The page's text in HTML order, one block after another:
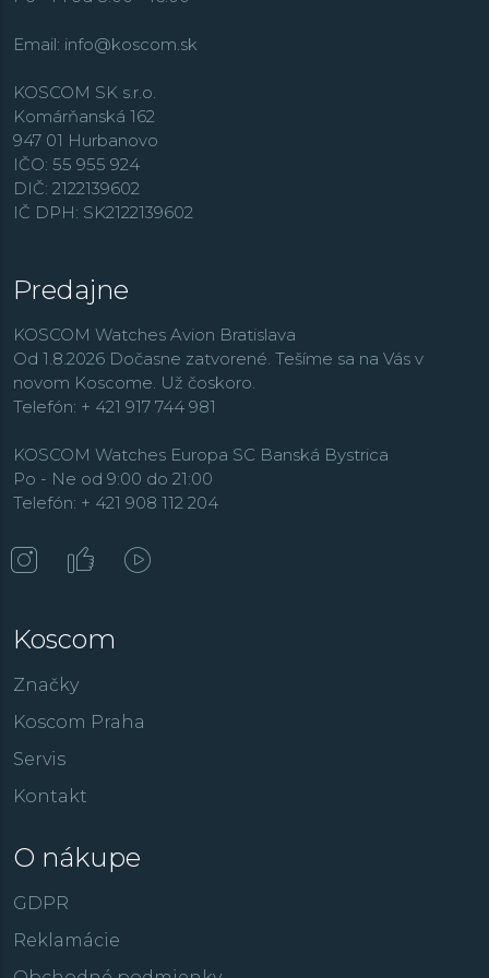
Hodinky Seiko sú dostupné v mnohých klasických aj
životnému štýlu. Značka Seiko vo svojom portfóliu
ponúka športové a odolné modely z rady
elegantné a spoločenské
King Seiko , GPS technológiu riadenú a solárne
napájanú kolekciu
automatických hodiniek
Email: info@koscom.sk
KOSCOM SK s.r.o.
Komárňanská 162
947 01 Hurbanovo
IČO: 55 955 924
DIČ: 2122139602
IČ DPH: SK2122139602
Predajne
KOSCOM Watches Avion Bratislava
Od 1.8.2026 Dočasne zatvorené. Tešíme sa na Vás v
novom Koscome. Už čoskoro.
Telefón: + 421 917 744 981
KOSCOM Watches Europa SC Banská Bystrica
Po - Ne od 9:00 do 21:00
Telefón: + 421 908 112 204
Koscom
Značky
Koscom Praha
Servis
Kontakt
O nákupe
GDPR
Reklamácie